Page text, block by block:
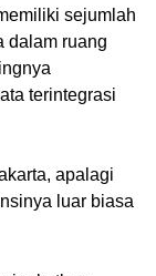
sejumlah
dalam ruang
terintegrasi
apalagi
luar biasa